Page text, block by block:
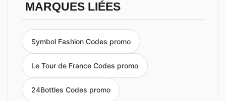
MARQUES LIÉES
Symbol Fashion Codes promo
Le Tour de France Codes promo
24Bottles Codes promo